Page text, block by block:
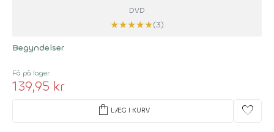
DVD
★★★★★(3)
Begyndelser
Få på lager
139,95 kr
shopping_bag LÆG I KURV favorite